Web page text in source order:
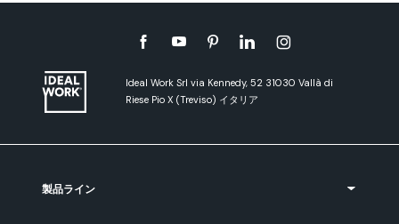
Ideal Work Srl via Kennedy, 52 31030 Vallà di
Riese Pio X (Treviso) イタリア
製品ライン